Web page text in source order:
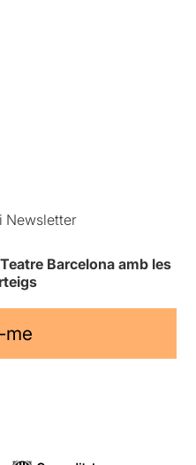
Newsletter
Barcelona amb les
me